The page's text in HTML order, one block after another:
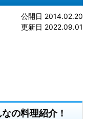
公開日 2014.02.20
更新日 2022.09.01
の料理紹介！